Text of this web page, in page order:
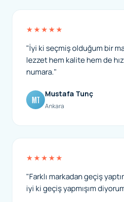
★★★★★
"İyi ki seçmiş olduğum bir
lezzet hem kalite hem de
numara."
MT
Mustafa Tunç
Ankara
★★★★★
"Farklı markadan geçiş
iyi ki geçiş yapmışım